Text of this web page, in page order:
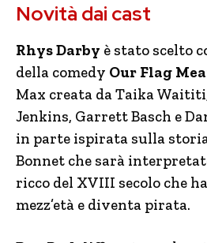
Novità dai cast
Rhys Darby è stato scelto
della comedy Our Flag
Max creata da Taika
Jenkins, Garrett Basch e
in parte ispirata sulla
Bonnet che sarà
ricco del XVIII secolo che
mezz’età e diventa pirata.